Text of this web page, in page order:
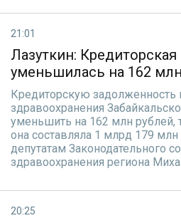
21:01
Лазуткин:
уменьшилась на 162
Кредиторскую задолженность
здравоохранения
уменьшить на 162 млн рублей,
она составляла 1 млрд 179
депутатам Законодательного
здравоохранения региона
20:25